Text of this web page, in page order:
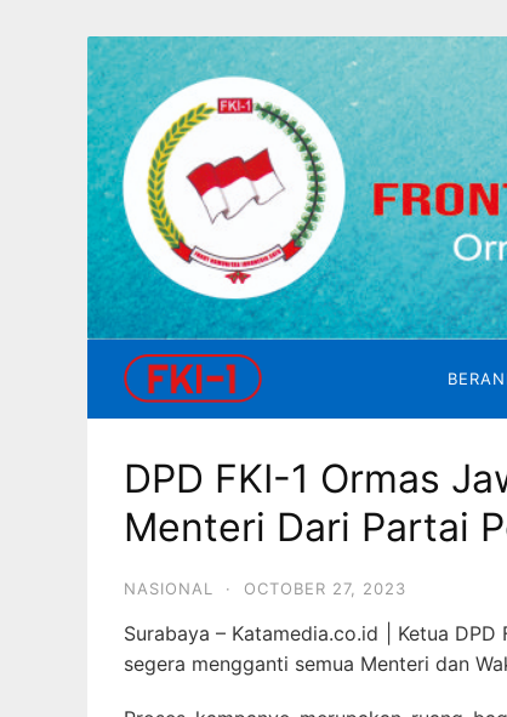
FKI
1
Front
Komunitas
Indonesia
Satu
DPD FKI-1 Ormas
Menteri Dari Partai
NASIONAL · OCTOBER 27, 2023
Surabaya – Katamedia.co.id | Ketua
segera mengganti semua Menteri dan